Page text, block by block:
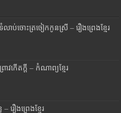
ាប់ចោះត្រចៀកកូនស្រី – រឿងព្រេងខ្មែរ
វកើតក្តី – កំណាព្យខ្មែរ
រឿងព្រេងខ្មែរ